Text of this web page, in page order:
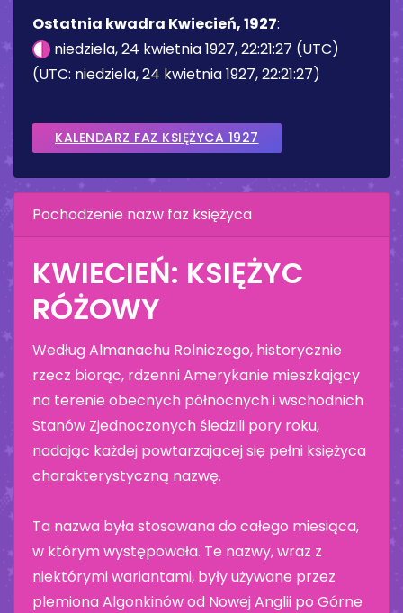
Ostatnia kwadra Kwiecień, 1927:
niedziela, 24 kwietnia 1927, 22:21:27 (UTC)
(UTC: niedziela, 24 kwietnia 1927, 22:21:27)
KALENDARZ FAZ KSIĘŻYCA 1927
Pochodzenie nazw faz księżyca
KWIECIEŃ: KSIĘŻYC
RÓŻOWY
Według Almanachu Rolniczego, historycznie
rzecz biorąc, rdzenni Amerykanie mieszkający
na terenie obecnych północnych i wschodnich
Stanów Zjednoczonych śledzili pory roku,
nadając każdej powtarzającej się pełni księżyca
charakterystyczną nazwę.
Ta nazwa była stosowana do całego miesiąca,
w którym występowała. Te nazwy, wraz z
niektórymi wariantami, były używane przez
plemiona Algonkinów od Nowej Anglii po Górne